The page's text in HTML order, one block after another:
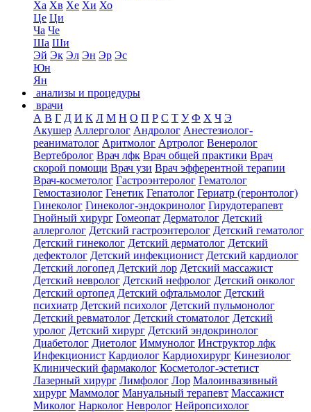
Ха Хв Хе Хи Хо
Це Ци
Ча Че
Ша Ши
Эй Эк Эл Эн Эр Эс
Юн
Ян
анализы и процедуры
врачи
А В Г Д И К Л М Н О П Р С Т У Ф Х Ч Э
Акушер Аллерголог Андролог Анестезиолог-
реаниматолог Аритмолог Артролог Венеролог
Вертебролог Врач лфк Врач общей практики Врач
скорой помощи Врач узи Врач эфферентной терапии
Врач-косметолог Гастроэнтеролог Гематолог
Гемостазиолог Генетик Гепатолог Гериатр (геронтолог)
Гинеколог Гинеколог-эндокринолог Гирудотерапевт
Гнойный хирург Гомеопат Дерматолог Детский
аллерголог Детский гастроэнтеролог Детский гематолог
Детский гинеколог Детский дерматолог Детский
дефектолог Детский инфекционист Детский кардиолог
Детский логопед Детский лор Детский массажист
Детский невролог Детский нефролог Детский онколог
Детский ортопед Детский офтальмолог Детский
психиатр Детский психолог Детский пульмонолог
Детский ревматолог Детский стоматолог Детский
уролог Детский хирург Детский эндокринолог
Диабетолог Диетолог Иммунолог Инструктор лфк
Инфекционист Кардиолог Кардиохирург Кинезиолог
Клинический фармаколог Косметолог-эстетист
Лазерный хирург Лимфолог Лор Малоинвазивный
хирург Маммолог Мануальный терапевт Массажист
Миколог Нарколог Невролог Нейропсихолог